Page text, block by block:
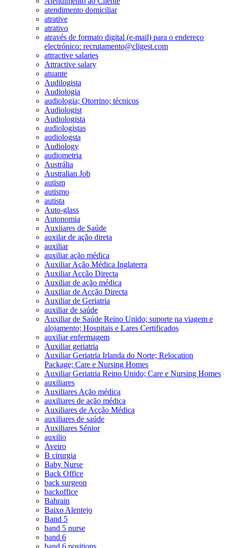
atendimento domiciliar
atrative
atrativo
através de formato digital (e-mail) para o endereço
electrónico: recrutamento@cligest.com
attractive salaries
Attractive salary
atuante
Audilogista
Audiologia
audiologia; Otorrino; técnicos
Audiologist
Audiologista
audiologistas
audiologsta
Audiology
audiometria
Austrália
Australian Job
autism
autismo
autista
Auto-glass
Autonomia
Auxiiares de Saúde
auxilar de ação direta
auxiliar
auxiliar ação médica
Auxiliar Ação Médica Inglaterra
Auxiliar Acção Directa
Auxiliar de ação médica
Auxiliar de Acção Directa
Auxiliar de Geriatria
auxiliar de saúde
Auxiliar de Saúde Reino Unido; suporte na viagem e
alojamento; Hospitais e Lares Certificados
auxiliar enfermagem
Auxiliar geriatria
Auxiliar Geriatria Irlanda do Norte; Relocation
Package; Care e Nursing Homes
Auxiliar Geriatria Reino Unido; Care e Nursing Homes
auxiliares
Auxiliares Ação médica
auxiliares de ação médica
Auxiliares de Acção Médica
auxiliares de saúde
Auxiliares Sénior
auxilio
Aveiro
B cirurgia
Baby Nurse
Back Office
back surgeon
backoffice
Bahrain
Baixo Alentejo
Band 5
band 5 nurse
band 6
band 6 positions